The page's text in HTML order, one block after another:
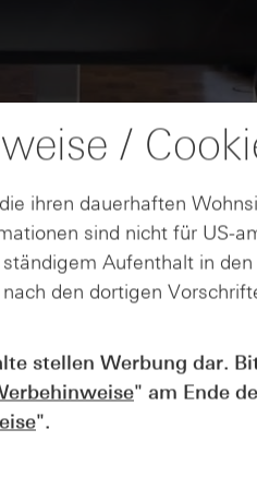
ins Kleingedruckte:
bei Derivaten -
/
ihren dauerhaften
sind nicht für US-
Aufenthalt in
den dortigen
stellen Werbung dar.
" am Ende
".